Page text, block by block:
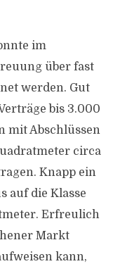
im
über fast
werden. Gut
bis 3.000
mit Abschlüssen
circa
Knapp ein
auf die Klasse
Erfreulich
Markt
kann,